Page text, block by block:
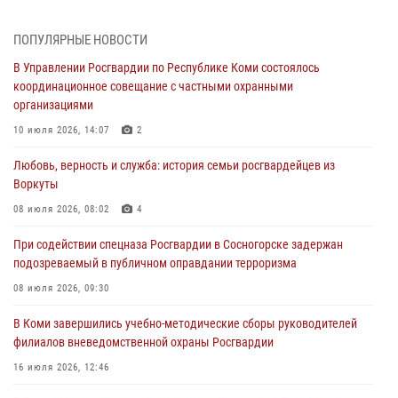
Росгвардии по Республике Коми лично проверил ДОЛ «Орленок»
31 июля 2026, 06:57 8
В Усинске росгвардейцы оперативно отработали план «Квартал»
30 июля 2026, 13:53
В Санкт-Петербурге прошел окружной этап ежегодного
Всероссийского конкурса профессионального мастерства среди
сотрудников вневедомственной охраны Росгвардии
В Сыктывкаре росгвардейцы приняли участие в молебне в рамках
Дня Крещения Руси и Дня святого равноапостольного князя
28 июля 2026, 13:32 8
В Коми за неделю росгвардейцами выявлено более 10
ПОПУЛЯРНЫЕ НОВОСТИ
В Управлении Росгвардии по Республике Коми состоялось
координационное совещание с частными охранными
организациями
10 июля 2026, 14:07 2
Любовь, верность и служба: история семьи росгвардейцев из
Воркуты
08 июля 2026, 08:02 4
При содействии спецназа Росгвардии в Сосногорске задержан
подозреваемый в публичном оправдании терроризма
08 июля 2026, 09:30
В Коми завершились учебно-методические сборы руководителей
филиалов вневедомственной охраны Росгвардии
16 июля 2026, 12:46